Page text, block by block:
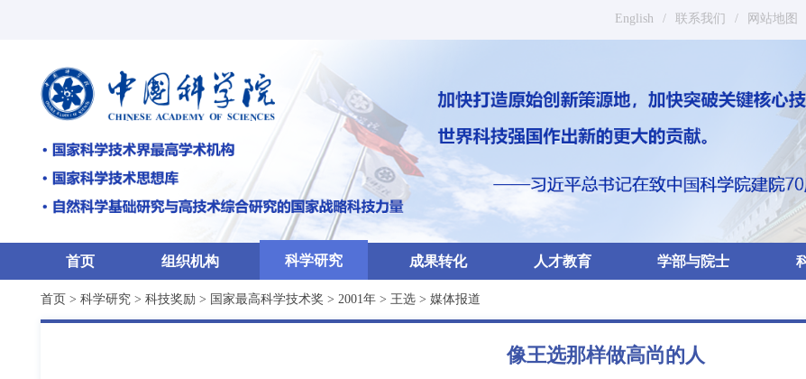
English / 联系我们 / 网站地图
首页 组织机构 科学研究 成果转化 人才教育 学部与院士
首页 > 科学研究 > 科技奖励 > 国家最高科学技术奖 > 2001年 > 王选 > 媒体报道
像王选那样做高尚的人